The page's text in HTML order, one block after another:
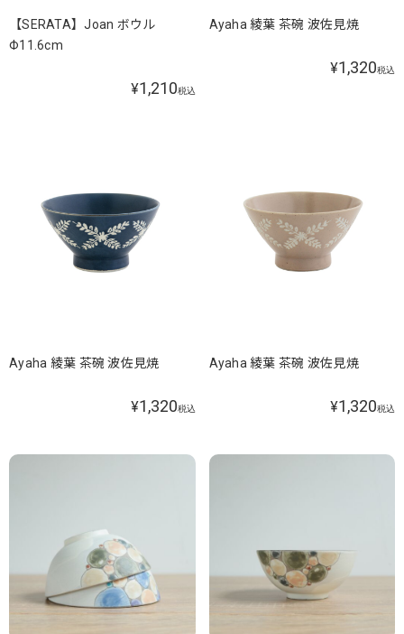
【SERATA】Joan ボウル
Φ11.6cm
¥1,210税込
Ayaha 綾葉 茶碗 波佐見焼
¥1,320税込
Ayaha 綾葉 茶碗 波佐見焼
¥1,320税込
Ayaha 綾葉 茶碗 波佐見焼
¥1,320税込